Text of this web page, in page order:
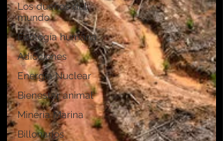
Los dueños del
mundo
Ecología humana
Adicciones
Energía Nuclear
Bienestar animal
Minería Marina
Billonarios